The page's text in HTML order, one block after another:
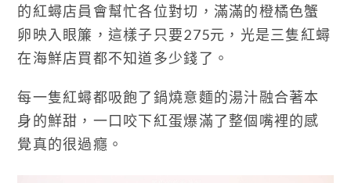
的紅蟳店員會幫忙各位對切，滿滿的橙橘色蟹
卵映入眼簾，這樣子只要275元，光是三隻紅蟳
在海鮮店買都不知道多少錢了。
每一隻紅蟳都吸飽了鍋燒意麵的湯汁融合著本
身的鮮甜，一口咬下紅蛋爆滿了整個嘴裡的感
覺真的很過癮。